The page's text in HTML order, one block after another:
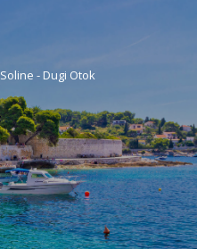
Soline - Dugi Otok